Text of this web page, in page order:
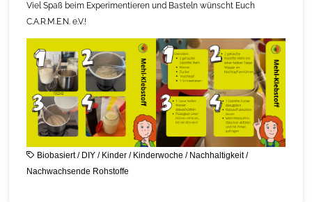
Viel Spaß beim Experimentieren und Basteln wünscht Euch
C.A.R.M.E.N. e.V.!
Biobasiert/ DIY/ Kinder/ Kinderwoche / Nachhaltigkeit/
Nachwachsende Rohstoffe